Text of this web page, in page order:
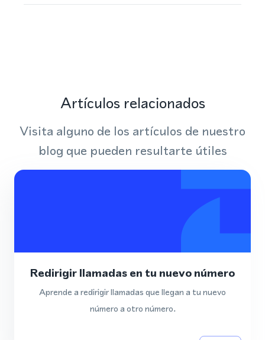
Artículos relacionados
Visita alguno de los artículos de nuestro
blog que pueden resultarte útiles
Redirigir llamadas en tu nuevo número
Aprende a redirigir llamadas que llegan a tu nuevo
número a otro número.